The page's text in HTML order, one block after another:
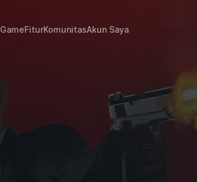
FiturKomunitasAkun Saya